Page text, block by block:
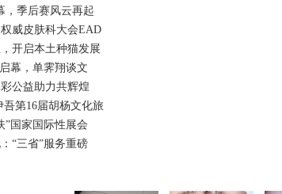
，季后赛风云再起
威皮肤科大会EAD
开启本土种猫发展
幕，单霁翔谈文
公益助力共辉煌
第16届胡杨文化旅
”国家国际性展会
“三省”服务重磅